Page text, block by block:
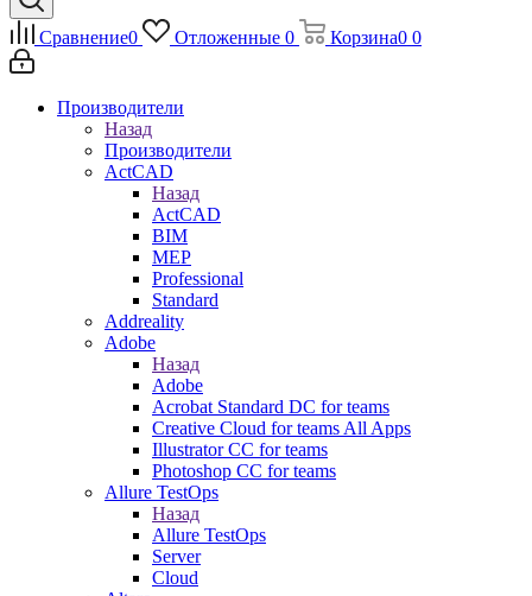
Сравнение0 Отложенные 0 Корзина0 0
Производители
Назад
Производители
ActCAD
Назад
ActCAD
BIM
MEP
Professional
Standard
Addreality
Adobe
Назад
Adobe
Acrobat Standard DC for teams
Creative Cloud for teams All Apps
Illustrator CC for teams
Photoshop CC for teams
Allure TestOps
Назад
Allure TestOps
Server
Cloud